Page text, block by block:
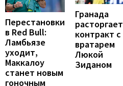
Перестановки
в Red Bull:
Ламбьязе
уходит,
Маккалоу
станет новым
гоночным
Гранада
расторгает
контракт с
вратарем
Люкой
Зиданом